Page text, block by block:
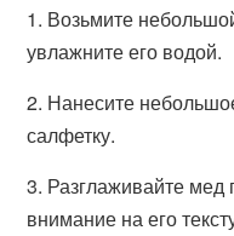
1. Возьмите
увлажните его водой.
2. Нанесите
салфетку.
3. Разглаживайте мед
внимание на его